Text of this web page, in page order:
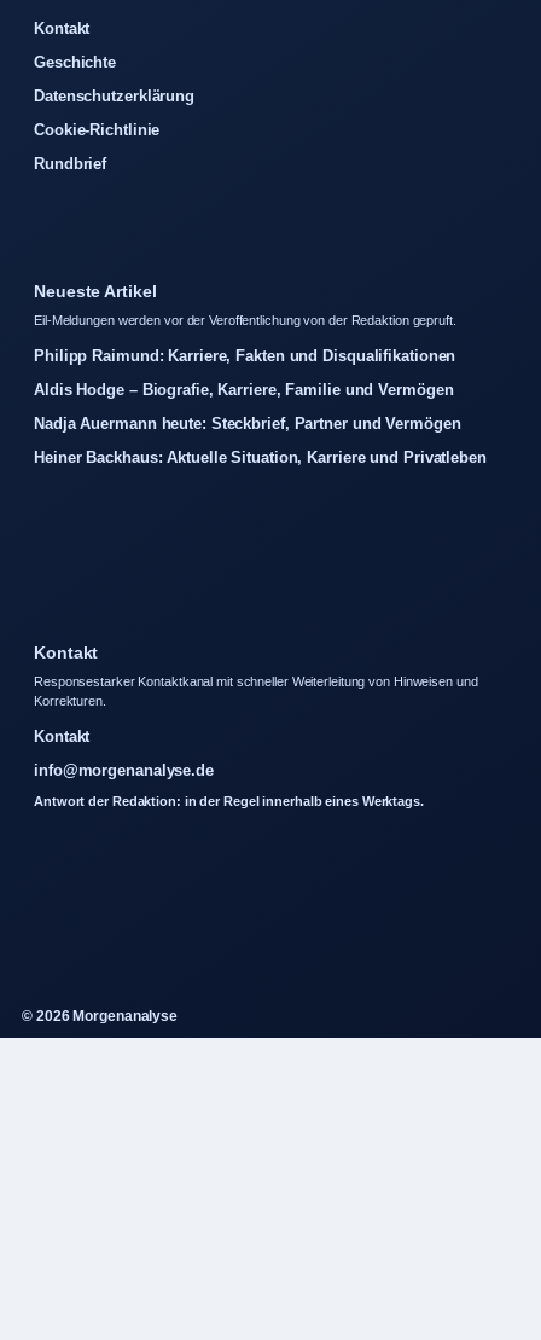
Kontakt
Geschichte
Datenschutzerklärung
Cookie-Richtlinie
Rundbrief
Neueste Artikel
Eil-Meldungen werden vor der Veroffentlichung von der Redaktion gepruft.
Philipp Raimund: Karriere, Fakten und Disqualifikationen
Aldis Hodge – Biografie, Karriere, Familie und Vermögen
Nadja Auermann heute: Steckbrief, Partner und Vermögen
Heiner Backhaus: Aktuelle Situation, Karriere und Privatleben
Kontakt
Responsestarker Kontaktkanal mit schneller Weiterleitung von Hinweisen und
Korrekturen.
Kontakt
info@morgenanalyse.de
Antwort der Redaktion: in der Regel innerhalb eines Werktags.
© 2026 Morgenanalyse